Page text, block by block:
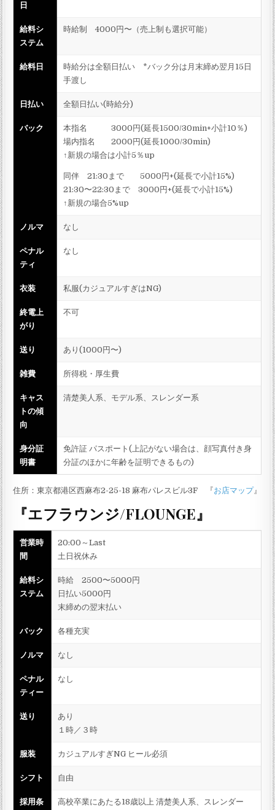
日
給料シ
ステム
時給制 4000円〜（売上制も選択可能）
給料日
時給分は全額日払い *バック分は月末締め翌月15日
手渡し
日払い 全額日払い(時給分)
バック
本指名 3000円(延長1500/30min+小計10％)
場内指名 2000円(延長1000/30min)
↑新規の場合は小計5％up
同伴 21:30まで 5000円+(延長で小計15%)
21:30〜22:30まで 3000円+(延長で小計15%)
↑新規の場合5%up
ノルマ なし
ペナル
ティ
なし
衣装 私服(カジュアルすぎはNG)
終電上
がり
不可
送り あり(1000円〜)
雑費 所得税・厚生費
キャス
トの傾
向
清楚美人系、モデル系、スレンダー系
身分証
明書
免許証 パスポート(上記がない場合は、顔写真付き身
分証のほかに年齢を証明できるもの)
住所：東京都港区西麻布2-25-18 麻布パレスビル3F 『お店マップ』
『エフラウンジ/FLOUNGE』
営業時
間
20:00～Last
土日祝休み
給料シ
ステム
時給 2500〜5000円
日払い5000円
末締めの翌末払い
バック 各種充実
ノルマ なし
ペナル
ティー
なし
送り
あり
１時／３時
服装 カジュアルすぎNG ヒール必須
シフト 自由
採用条
高校卒業にあたる18歳以上 清楚美人系、スレンダー